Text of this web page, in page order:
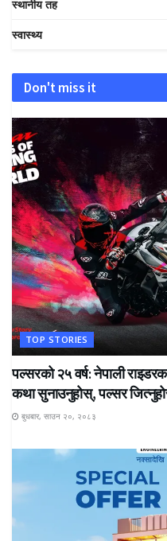
स्थानीय तह
स्वास्थ्य
Don't miss it
TOP STORIES
पल्सरको २५ वर्ष: नेपाली
कथा सुनाउनुहोस्, पल्सर
बुधबार, साउन २०, २०८३